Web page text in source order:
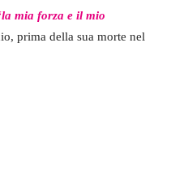
mia forza e il mio
prima della sua morte nel